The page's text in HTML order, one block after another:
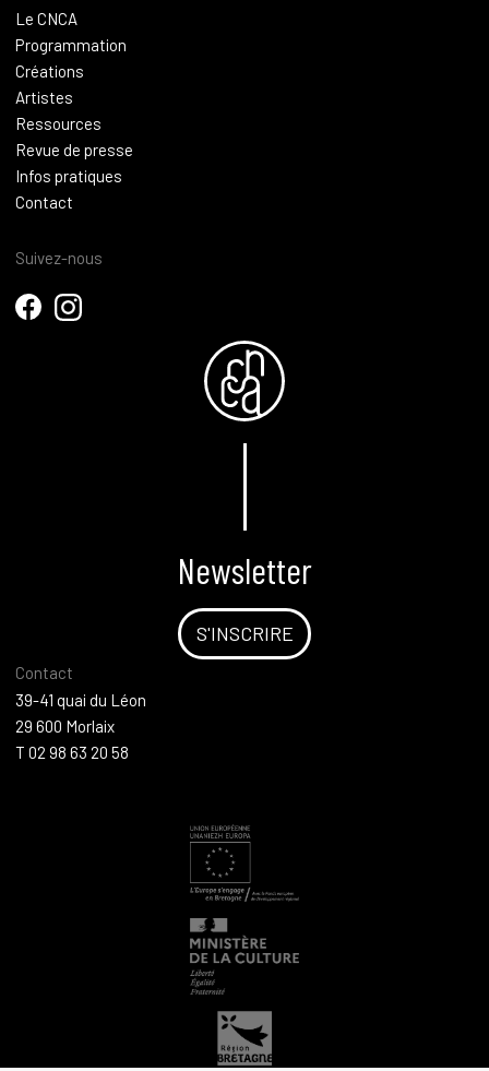
Le CNCA
Programmation
Créations
Artistes
Ressources
Revue de presse
Infos pratiques
Contact
Suivez-nous
Newsletter
S'INSCRIRE
Contact
39-41 quai du Léon
29 600 Morlaix
T 02 98 63 20 58